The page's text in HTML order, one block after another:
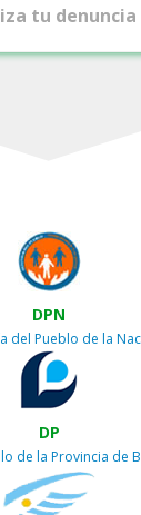
tu denuncia
DPN
del Pueblo de la
DP
de la Provincia de